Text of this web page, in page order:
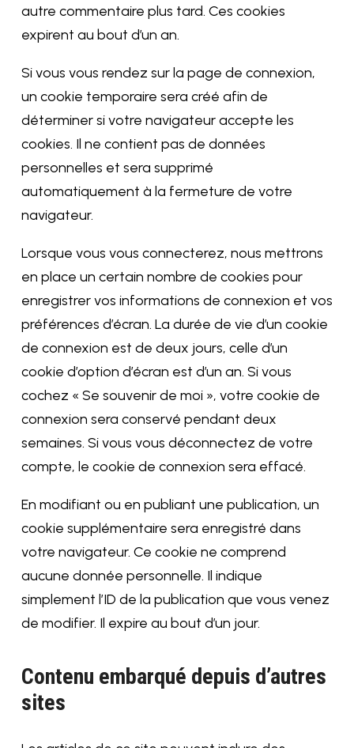
autre commentaire plus tard. Ces cookies
expirent au bout d’un an.
Si vous vous rendez sur la page de connexion,
un cookie temporaire sera créé afin de
déterminer si votre navigateur accepte les
cookies. Il ne contient pas de données
personnelles et sera supprimé
automatiquement à la fermeture de votre
navigateur.
Lorsque vous vous connecterez, nous mettrons
en place un certain nombre de cookies pour
enregistrer vos informations de connexion et vos
préférences d’écran. La durée de vie d’un cookie
de connexion est de deux jours, celle d’un
cookie d’option d’écran est d’un an. Si vous
cochez « Se souvenir de moi », votre cookie de
connexion sera conservé pendant deux
semaines. Si vous vous déconnectez de votre
compte, le cookie de connexion sera effacé.
En modifiant ou en publiant une publication, un
cookie supplémentaire sera enregistré dans
votre navigateur. Ce cookie ne comprend
aucune donnée personnelle. Il indique
simplement l’ID de la publication que vous venez
de modifier. Il expire au bout d’un jour.
Contenu embarqué depuis d’autres
sites